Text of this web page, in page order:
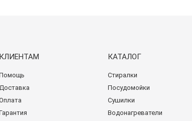
КЛИЕНТАМ КАТАЛОГ
Стиралки
Посудомойки
Сушилки
Водонагреватели